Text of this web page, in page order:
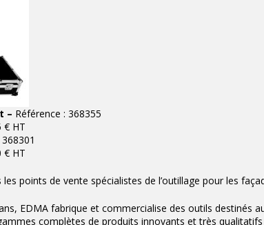
– Référence : 368355
€ HT
€ HT
points de vente spécialistes de l’outillage pour les
EDMA fabrique et commercialise des outils destinés
complètes de produits innovants et très